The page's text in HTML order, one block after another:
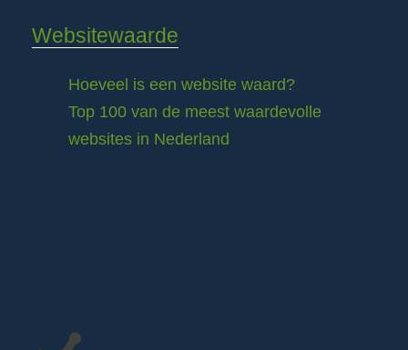
Websitewaarde
Hoeveel is een website waard?
Top 100 van de meest waardevolle
websites in Nederland